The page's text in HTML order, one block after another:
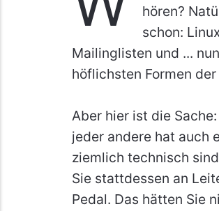
hören?
schon:
Mailinglisten und ...
höflichsten Formen
Aber hier ist die
jeder andere hat auch
ziemlich technisch
Sie stattdessen an
Pedal. Das hätten Sie